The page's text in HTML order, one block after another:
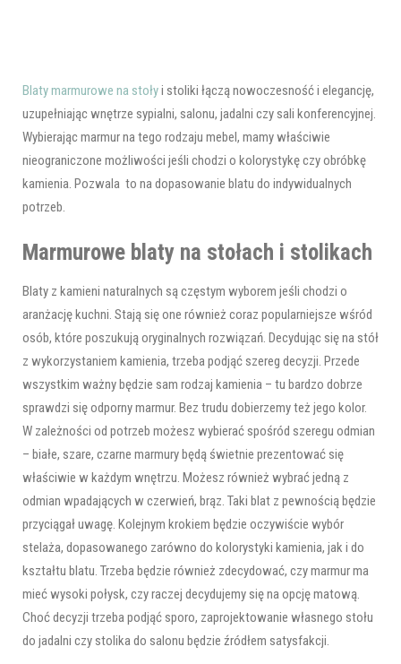
Blaty marmurowe na stołyi stoliki łączą nowoczesność i elegancję,
uzupełniając wnętrze sypialni, salonu, jadalni czy sali konferencyjnej.
Wybierając marmur na tego rodzaju mebel, mamy właściwie
nieograniczone możliwości jeśli chodzi o kolorystykę czy obróbkę
kamienia. Pozwala to na dopasowanie blatu do indywidualnych
potrzeb.
Marmurowe blaty na stołach i stolikach
Blaty z kamieni naturalnych są częstym wyborem jeśli chodzi o
aranżację kuchni. Stają się one również coraz popularniejsze wśród
osób, które poszukują oryginalnych rozwiązań. Decydując się na stół
z wykorzystaniem kamienia, trzeba podjąć szereg decyzji. Przede
wszystkim ważny będzie sam rodzaj kamienia – tu bardzo dobrze
sprawdzi się odporny marmur. Bez trudu dobierzemy też jego kolor.
W zależności od potrzeb możesz wybierać spośród szeregu odmian
– białe, szare, czarne marmury będą świetnie prezentować się
właściwie w każdym wnętrzu. Możesz również wybrać jedną z
odmian wpadających w czerwień, brąz. Taki blat z pewnością będzie
przyciągał uwagę. Kolejnym krokiem będzie oczywiście wybór
stelaża, dopasowanego zarówno do kolorystyki kamienia, jak i do
kształtu blatu. Trzeba będzie również zdecydować, czy marmur ma
mieć wysoki połysk, czy raczej decydujemy się na opcję matową.
Choć decyzji trzeba podjąć sporo, zaprojektowanie własnego stołu
do jadalni czy stolika do salonu będzie źródłem satysfakcji.